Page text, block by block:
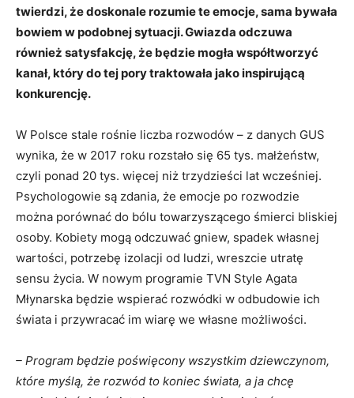
twierdzi, że doskonale rozumie te emocje, sama bywała
bowiem w podobnej sytuacji. Gwiazda odczuwa
również satysfakcję, że będzie mogła współtworzyć
kanał, który do tej pory traktowała jako inspirującą
konkurencję.
W Polsce stale rośnie liczba rozwodów – z danych GUS
wynika, że w 2017 roku rozstało się 65 tys. małżeństw,
czyli ponad 20 tys. więcej niż trzydzieści lat wcześniej.
Psychologowie są zdania, że emocje po rozwodzie
można porównać do bólu towarzyszącego śmierci bliskiej
osoby. Kobiety mogą odczuwać gniew, spadek własnej
wartości, potrzebę izolacji od ludzi, wreszcie utratę
sensu życia. W nowym programie TVN Style Agata
Młynarska będzie wspierać rozwódki w odbudowie ich
świata i przywracać im wiarę we własne możliwości.
– Program będzie poświęcony wszystkim dziewczynom,
które myślą, że rozwód to koniec świata, a ja chcę